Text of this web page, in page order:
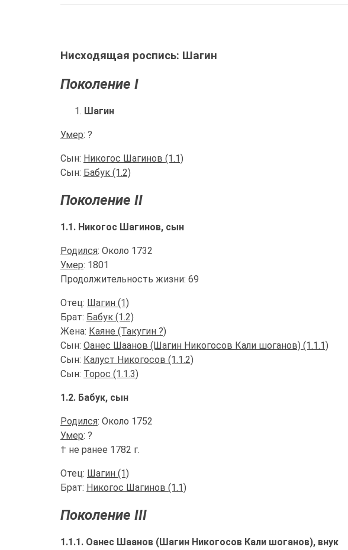
Нисходящая роспись: Шагин
Поколение I
Шагин
Умер: ?
Сын: Никогос Шагинов (1.1)
Сын: Бабук (1.2)
Поколение II
1.1. Никогос Шагинов, сын
Родился: Около 1732
Умер: 1801
Продолжительность жизни: 69
Отец: Шагин (1)
Брат: Бабук (1.2)
Жена: Каяне (Такугин ?)
Сын: Оанес Шаанов (Шагин Никогосов Кали шоганов) (1.1.1)
Сын: Калуст Никогосов (1.1.2)
Сын: Торос (1.1.3)
1.2. Бабук, сын
Родился: Около 1752
Умер: ?
† не ранее 1782 г.
Отец: Шагин (1)
Брат: Никогос Шагинов (1.1)
Поколение III
1.1.1. Оанес Шаанов (Шагин Никогосов Кали шоганов), внук